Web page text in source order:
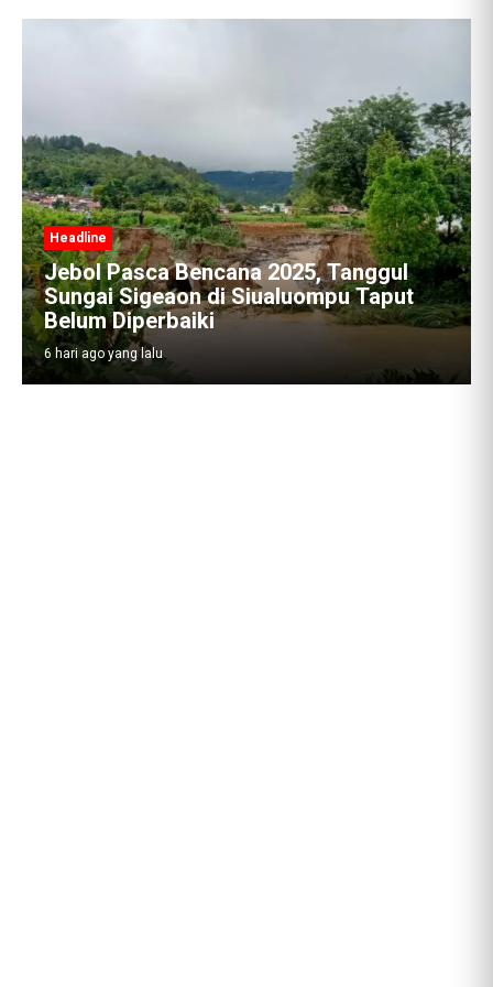
Headline
Jebol Pasca Bencana 2025, Tanggul
Sungai Sigeaon di Siualuompu Taput
Belum Diperbaiki
6 hari ago yang lalu